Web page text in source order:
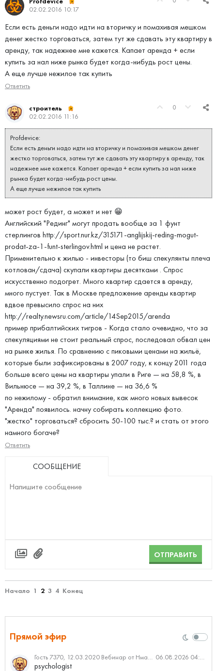
02.02.2016 10:17
Если есть деньги надо идти на вторичку и помахивая мешком
денег жестко торговаться, затем тут же сдавать эту квартиру в
аренду, так надежнее мне кажется. Капает аренда + если
купить за нал ниже рынка будет когда-нибудь рост цены.
А еще лучше нежилое так купить
Ответить
0
строитель
02.02.2016 11:16
Profdevice:
Если есть деньги надо идти на вторичку и помахивая мешком денег
жестко торговаться, затем тут же сдавать эту квартиру в аренду, так
надежнее мне кажется. Капает аренда + если купить за нал ниже
рынка будет когда-нибудь рост цены.
А еще лучше нежилое так купить
может рост будет, а может и нет 😁
Английский "Рединг" могут продать вообще за 1 фунт
стерлингов http://sport.nur.kz/315171-anglijskij-reding-mogut-
prodat-za-1-funt-sterlingov.html и цена не растет.
Применительно к жилью - инвесторы (то биш спекулянты плеча
котлован/сдача) скупали квартиры десятками . Спрос
искусственно подогрет. Много квартир сдается в аренду,
много пустует. Так в Москве предложение аренды квартир
вдвое превысило спрос на них
http://realty.newsru.com/article/14Sep2015/arenda
пример прибалтийских тигров - Когда стало очевидно, что за
спекуляциями не стоит реальный спрос, последовал обвал цен
на рынке жилья. По сравнению с пиковыми ценами на жильё,
которые были зафиксированы в 2007 году, к концу 2011 года
больше всего цены на квартиры упали в Риге — на 58,8 %, в
Вильнюсе — на 39,2 %, в Таллине — на 36,6 %
по нежилому - обратил внимание, как много новых вывесок
"Аренда" появилось. начну собирать коллекцию фото.
"жестко" торговаться? сбросить 50-100 тыс.? и стать от этого
намного богаче?
Ответить
СООБЩЕНИЕ
ОТПРАВИТЬ
Начало 1 2 3 4 Конец
Прямой эфир
Гость 7370, 12.03.2020 Вебинар от Нмаркет.ПРО: «Актуальное об ипотеке: что нужно знать» 06.08.2026 04:00
psychologist